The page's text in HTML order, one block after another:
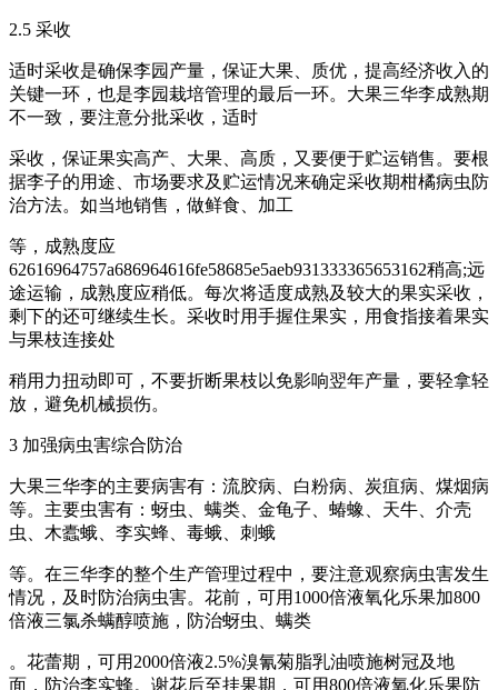
2.5 采收
适时采收是确保李园产量，保证大果、质优，提高经济收入的
关键一环，也是李园栽培管理的最后一环。大果三华李成熟期
不一致，要注意分批采收，适时
采收，保证果实高产、大果、高质，又要便于贮运销售。要根
据李子的用途、市场要求及贮运情况来确定采收期柑橘病虫防
治方法。如当地销售，做鲜食、加工
等，成熟度应
62616964757a686964616fe58685e5aeb931333365653162稍高;远
途运输，成熟度应稍低。每次将适度成熟及较大的果实采收，
剩下的还可继续生长。采收时用手握住果实，用食指接着果实
与果枝连接处
稍用力扭动即可，不要折断果枝以免影响翌年产量，要轻拿轻
放，避免机械损伤。
3 加强病虫害综合防治
大果三华李的主要病害有：流胶病、白粉病、炭疽病、煤烟病
等。主要虫害有：蚜虫、螨类、金龟子、蝽蟓、天牛、介壳
虫、木蠹蛾、李实蜂、毒蛾、刺蛾
等。在三华李的整个生产管理过程中，要注意观察病虫害发生
情况，及时防治病虫害。花前，可用1000倍液氧化乐果加800
倍液三氯杀螨醇喷施，防治蚜虫、螨类
。花蕾期，可用2000倍液2.5%溴氰菊脂乳油喷施树冠及地
面，防治李实蜂。谢花后至挂果期，可用800倍液氧化乐果防